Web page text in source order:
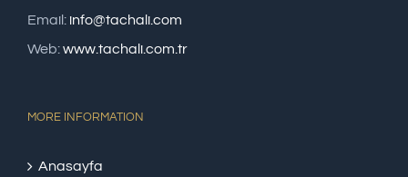
Email: info@tachali.com
Web:www.tachali.com.tr
MORE INFORMATION
Anasayfa